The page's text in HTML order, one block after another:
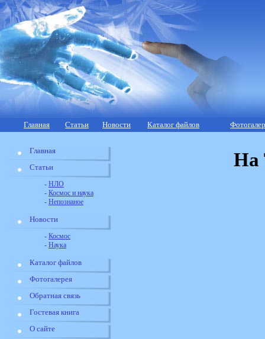
Главная Статьи Новости Каталог файлов
Главная
Статьи
- НЛО
- Космос и наука
- Непознаное
Новости
- Космос
- Наука
Каталог файлов
Фотогалерея
Обратная связь
Гостевая книга
О сайте
На